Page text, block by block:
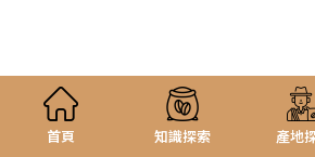
首頁 知識探索 產地